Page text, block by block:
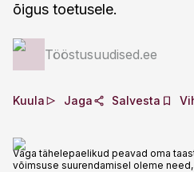
õigus toetusele.
Tööstusuudised.ee
Kuula Jaga Salvesta
Väga tähelepaelikud peavad oma
võimsuse suurendamisel oleme